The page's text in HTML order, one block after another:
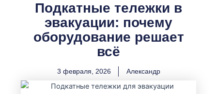
Подкатные тележки в
эвакуации: почему
оборудование решает
всё
3 февраля, 2026 Александр